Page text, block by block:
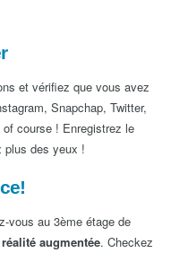
et vérifiez que vous avez
Snapchap, Twitter,
course ! Enregistrez le
plus des yeux !
vous au 3ème étage de
augmentée. Checkez